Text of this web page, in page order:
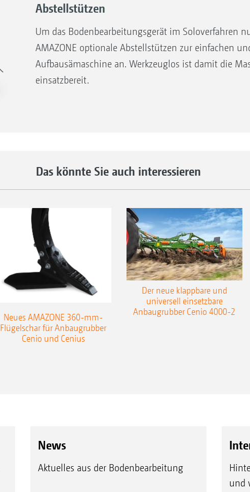
Kreiselgrubber KX und KG
Abstellstützen
Um das Bodenbearbeitungsgerät im Soloverfahren
AMAZONE optionale Abstellstützen zur einfachen
Aufbausämaschine an. Werkzeuglos ist damit die
einsatzbereit.
Das könnte Sie auch interessieren
Neues AMAZONE 360-mm-
Flügelschar für Anbaugrubber
Cenio und Cenius
Der neue klappbare und
universell einsetzbare
Anbaugrubber Cenio 4000-2
News
Aktuelles aus der Bodenbearbeitung
und